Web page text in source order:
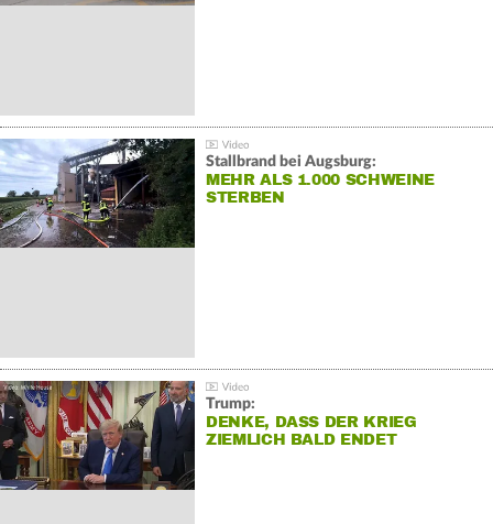
Stallbrand bei Augsburg:
MEHR ALS 1.000 SCHWEINE
STERBEN
Trump:
DENKE, DASS DER KRIEG
ZIEMLICH BALD ENDET